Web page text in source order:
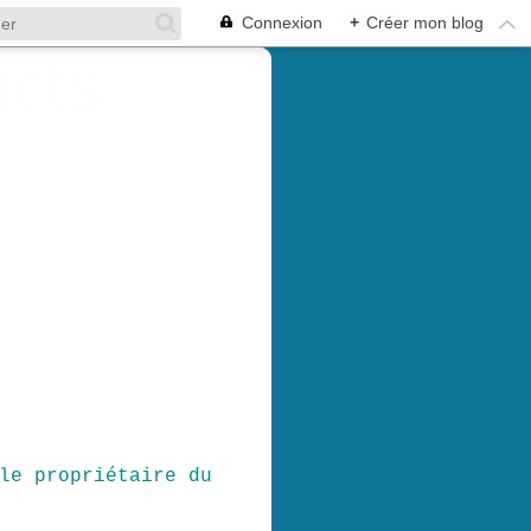
Connexion + Créer mon blog
propriétaire du